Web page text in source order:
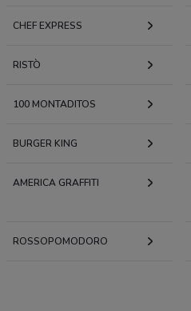
CHEF EXPRESS
RISTÒ
100 MONTADITOS
BURGER KING
AMERICA GRAFFITI
ROSSOPOMODORO